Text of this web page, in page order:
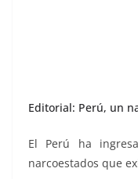
Editorial: Perú, un
El Perú ha
narcoestados que